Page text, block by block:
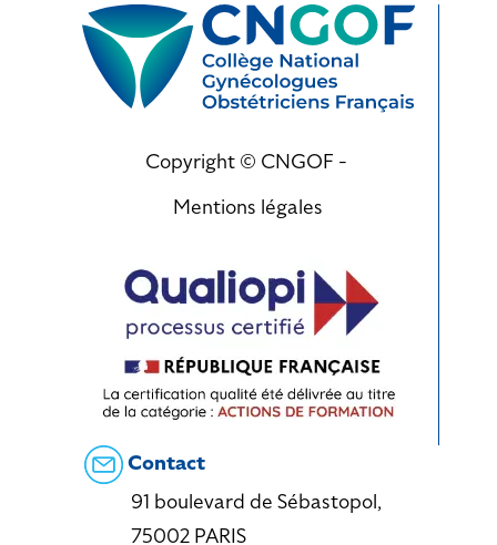
Copyright © CNGOF -
Mentions légales
Contact
91 boulevard de Sébastopol,
75002 PARIS